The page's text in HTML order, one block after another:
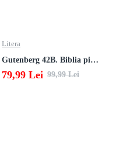
Litera
Gutenberg 42B. Biblia pierduta
79,99 Lei 99,99 Lei